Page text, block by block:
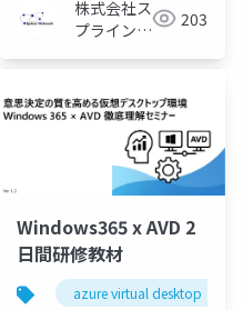
株式会社ス
プライン・
203
Windows365 x AVD 2
日間研修教材
azure virtual desktop